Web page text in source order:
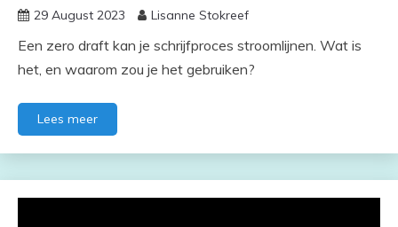
29 August 2023 Lisanne Stokreef
Een zero draft kan je schrijfproces stroomlijnen. Wat is
het, en waarom zou je het gebruiken?
Lees meer